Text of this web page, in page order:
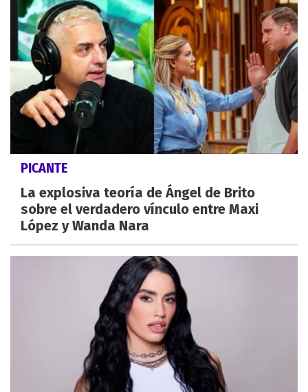
PICANTE
La explosiva teoría de Ángel de Brito
sobre el verdadero vínculo entre Maxi
López y Wanda Nara